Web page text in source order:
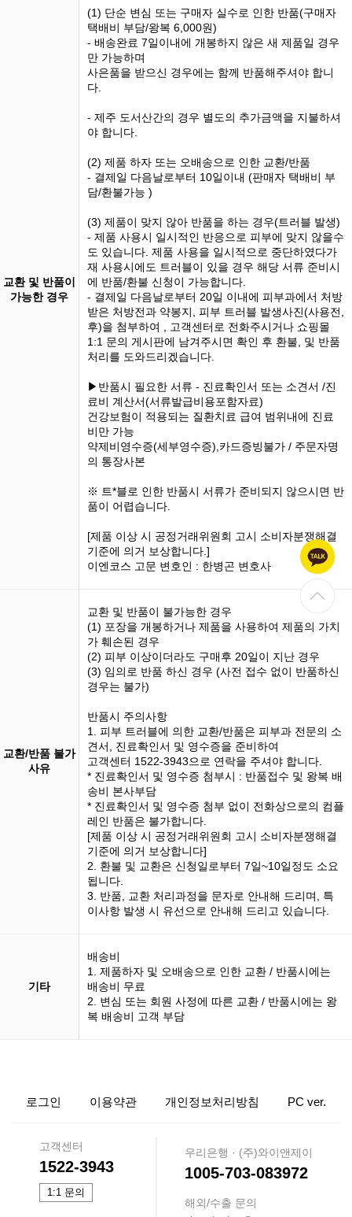
교환 및 반품이
가능한 경우
(1) 단순 변심 또는 구매자 실수로 인한 반품(구매자
택배비 부담/왕복 6,000원)
- 배송완료 7일이내에 개봉하지 않은 새 제품일 경우
만 가능하며
사은품을 받으신 경우에는 함께 반품해주셔야 합니
다.
- 제주 도서산간의 경우 별도의 추가금액을 지불하셔
야 합니다.
(2) 제품 하자 또는 오배송으로 인한 교환/반품
- 결제일 다음날로부터 10일이내 (판매자 택배비 부
담/환불가능 )
(3) 제품이 맞지 않아 반품을 하는 경우(트러블 발생)
- 제품 사용시 일시적인 반응으로 피부에 맞지 않을수
도 있습니다. 제품 사용을 일시적으로 중단하였다가
재 사용시에도 트러블이 있을 경우 해당 서류 준비시
에 반품/환불 신청이 가능합니다.
- 결제일 다음날로부터 20일 이내에 피부과에서 처방
받은 처방전과 약봉지, 피부 트러블 발생사진(사용전,
후)을 첨부하여 , 고객센터로 전화주시거나 쇼핑몰
1:1 문의 게시판에 남겨주시면 확인 후 환불, 및 반품
처리를 도와드리겠습니다.
▶반품시 필요한 서류 - 진료확인서 또는 소견서 /진
료비 계산서(서류발급비용포함자료)
건강보험이 적용되는 질환치료 급여 범위내에 진료
비만 가능
약제비영수증(세부영수증),카드증빙불가 / 주문자명
의 통장사본
※ 트*블로 인한 반품시 서류가 준비되지 않으시면 반
품이 어렵습니다.
[제품 이상 시 공정거래위원회 고시 소비자분쟁해결
기준에 의거 보상합니다.]
이엔코스 고문 변호인 : 한병곤 변호사
교환/반품 불가
사유
교환 및 반품이 불가능한 경우
(1) 포장을 개봉하거나 제품을 사용하여 제품의 가치
가 훼손된 경우
(2) 피부 이상이더라도 구매후 20일이 지난 경우
(3) 임의로 반품 하신 경우 (사전 접수 없이 반품하신
경우는 불가)
반품시 주의사항
1. 피부 트러블에 의한 교환/반품은 피부과 전문의 소
견서, 진료확인서 및 영수증을 준비하여
고객센터 1522-3943으로 연락을 주셔야 합니다.
* 진료확인서 및 영수증 첨부시 : 반품접수 및 왕복 배
송비 본사부담
* 진료확인서 및 영수증 첨부 없이 전화상으로의 컴플
레인 반품은 불가합니다.
[제품 이상 시 공정거래위원회 고시 소비자분쟁해결
기준에 의거 보상합니다]
2. 환불 및 교환은 신청일로부터 7일~10일정도 소요
됩니다.
3. 반품, 교환 처리과정을 문자로 안내해 드리며, 특
이사항 발생 시 유선으로 안내해 드리고 있습니다.
기타
배송비
1. 제품하자 및 오배송으로 인한 교환 / 반품시에는
배송비 무료
2. 변심 또는 회원 사정에 따른 교환 / 반품시에는 왕
복 배송비 고객 부담
로그인 이용약관 개인정보처리방침 PC ver.
고객센터
1522-3943
1:1 문의
우리은행 · (주)와이앤제이
1005-703-083972
해외/수출 문의